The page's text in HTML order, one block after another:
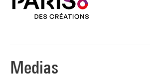
Medias